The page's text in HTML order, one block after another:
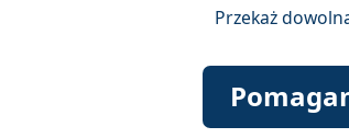
Przekaż